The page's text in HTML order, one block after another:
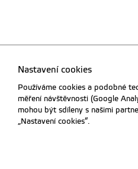
Nastavení cookies
Používáme cookies a podobné
měření návštěvnosti (Google
mohou být sdíleny s našimi
„Nastavení cookies“.